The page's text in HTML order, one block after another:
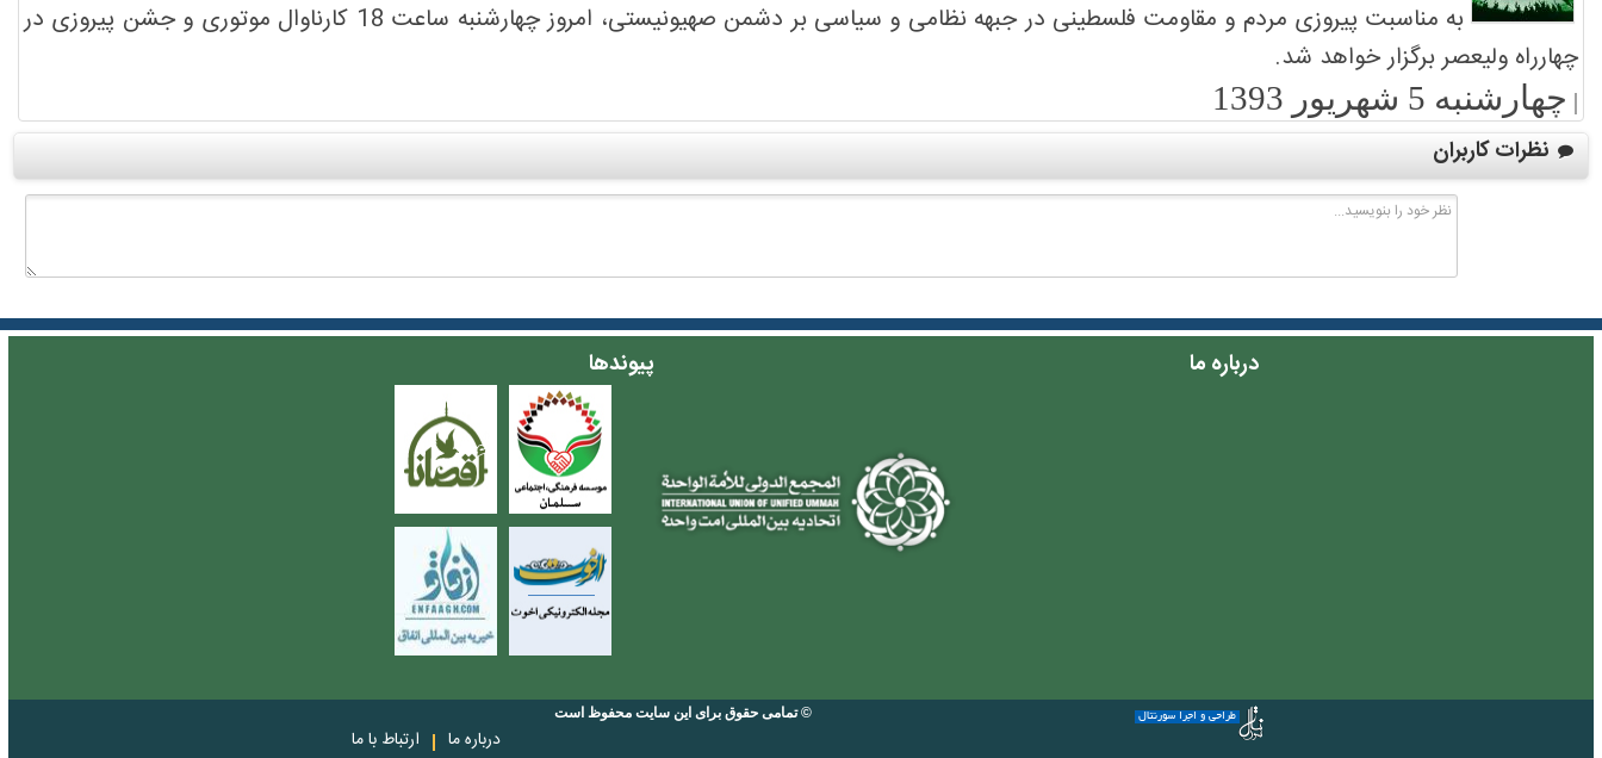
به مناسبت پیروزی مردم و مقاومت فلسطینی در جبهه نظامی و سیاسی بر دشمن صهیونیستی، امروز چهارشنبه ساعت 18 کارناوال موتوری و جشن پیروزی در
چهارراه ولیعصر برگزار خواهد شد.
چهارشنبه 5 شهریور 1393
نظرات کاربران
درباره ما پیوندها
طراحی و اجرا سورنتال © تمامی حقوق برای این سایت محفوظ است
درباره ما ارتباط با ما